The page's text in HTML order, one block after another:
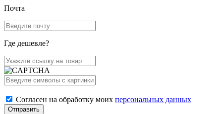
Почта
Где дешевле?
Согласен на обработку моих персональных данных
Отправить